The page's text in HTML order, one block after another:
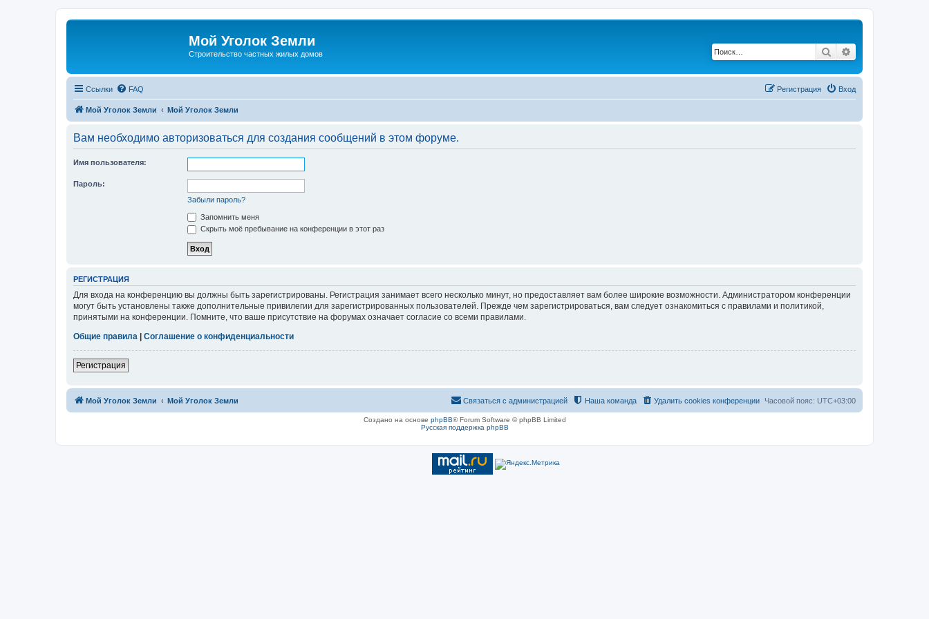
Мой Уголок Земли
Cтроительство частных жилых домов Поиск
Ссылки FAQ Вход
Регистрация
Мой Уголок Земли Мой Уголок Земли
Вам необходимо авторизоваться для создания сообщений в этом форуме.
Имя пользователя:
Пароль:
Забыли пароль?
Запомнить меня
Скрыть моё пребывание на конференции в этот раз
РЕГИСТРАЦИЯ
Для входа на конференцию вы должны быть зарегистрированы. Регистрация занимает всего несколько минут, но предоставляет вам более широкие возможности. Администратором конференции
могут быть установлены также дополнительные привилегии для зарегистрированных пользователей. Прежде чем зарегистрироваться, вам следует ознакомиться с правилами и политикой,
принятыми на конференции. Помните, что ваше присутствие на форумах означает согласие со всеми правилами.
Общие правила
Соглашение о конфиденциальности
Регистрация
Мой Уголок Земли Мой Уголок Земли Часовой пояс: UTC+03:00
Удалить cookies конференции
Наша команда
Связаться с администрацией
Создано на основе phpBB® Forum Software © phpBB Limited
Русская поддержка phpBB